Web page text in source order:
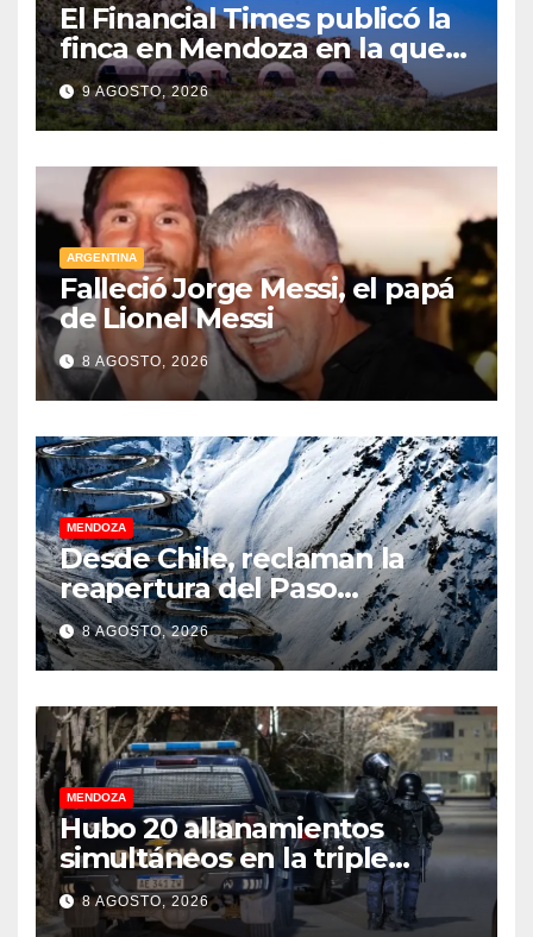
El Financial Times publicó la
finca en Mendoza en la que
CEOs y millonarios de
empresas tecnológicas
planean enfrentar un posible
“apocalipsis” y guerra
nuclear
9 AGOSTO, 2026
ARGENTINA
Falleció Jorge Messi, el papá
de Lionel Messi
8 AGOSTO, 2026
MENDOZA
Desde Chile, reclaman la
reapertura del Paso
Internacional Los
Libertadores: pérdidas
millonarias
8 AGOSTO, 2026
MENDOZA
Hubo 20 allanamientos
simultáneos en la triple
frontera de Luján, Maipú y
Godoy Cruz
8 AGOSTO, 2026